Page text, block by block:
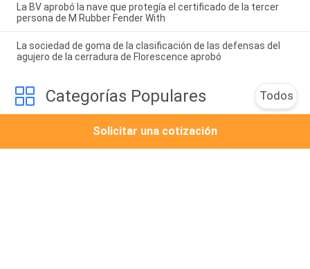
La BV aprobó la nave que protegía el certificado de la tercer
persona de M Rubber Fender With
La sociedad de goma de la clasificación de las defensas del
agujero de la cerradura de Florescence aprobó
Categorías Populares Todos
Saco Hinchable De
Goma Marino
Marine Salvage
Airbag
Solicitar una cotización